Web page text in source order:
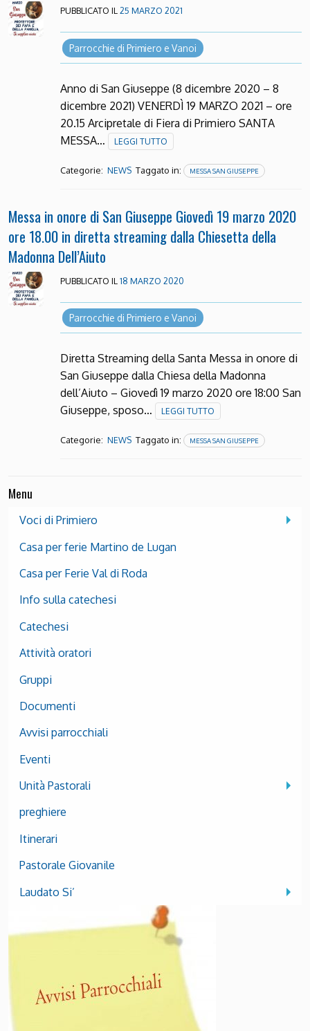
PUBBLICATO IL25 MARZO 2021
Parrocchie di Primiero e Vanoi
Anno di San Giuseppe (8 dicembre 2020 – 8
dicembre 2021) VENERDÌ 19 MARZO 2021 – ore
20.15 Arcipretale di Fiera di Primiero SANTA
MESSA…
LEGGI TUTTO
Categorie: NEWS Taggato in: MESSA SAN GIUSEPPE
Messa in onore di San Giuseppe Giovedì 19 marzo 2020
ore 18.00 in diretta streaming dalla Chiesetta della
Madonna Dell’Aiuto
PUBBLICATO IL 18 MARZO 2020
Parrocchie di Primiero e Vanoi
Diretta Streaming della Santa Messa in onore di
San Giuseppe dalla Chiesa della Madonna
dell’Aiuto – Giovedì 19 marzo 2020 ore 18:00 San
Giuseppe, sposo…
LEGGI TUTTO
Categorie: NEWS Taggato in: MESSA SAN GIUSEPPE
Menu
Voci di Primiero
Casa per ferie Martino de Lugan
Casa per Ferie Val di Roda
Info sulla catechesi
Catechesi
Attività oratori
Gruppi
Documenti
Avvisi parrocchiali
Eventi
Unità Pastorali
preghiere
Itinerari
Pastorale Giovanile
Laudato Si’